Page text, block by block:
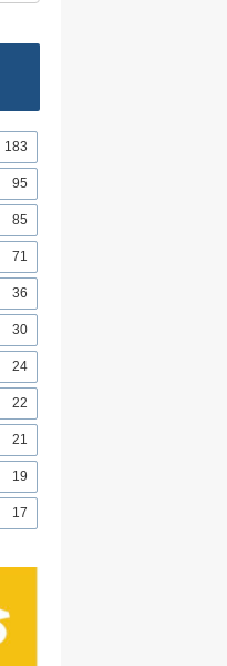
183
95
85
71
36
30
24
22
21
19
17